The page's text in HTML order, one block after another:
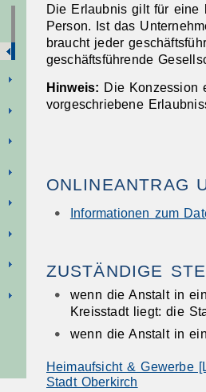
Die Erlaubnis gilt für eine
Person. Ist das
braucht jeder
geschäftsführende
Hinweis: Die Konzession
vorgeschriebene
ONLINEANTRAG
Informationen zum
ZUSTÄNDIGE
wenn die Anstalt in
Kreisstadt liegt: die
wenn die Anstalt in
Heimaufsicht & Gewerbe
Stadt Oberkirch